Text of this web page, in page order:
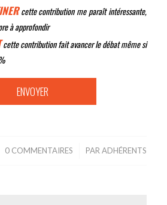
cette contribution me paraît intéressante,
à approfondir
cette contribution fait avancer le débat même si
0 COMMENTAIRES
/ PAR ADHÉRENTS